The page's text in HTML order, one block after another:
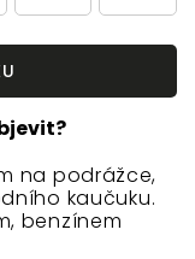
na podrážce,
kaučuku.
benzínem